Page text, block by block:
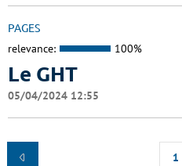
PAGES
relevance: 100%
Le GHT
05/04/2024 12:55
1